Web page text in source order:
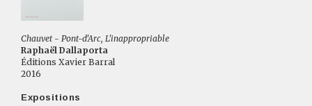
Chauvet - Pont-d'Arc, L'inappropriable
Raphaël Dallaporta
Éditions Xavier Barral
2016
Expositions